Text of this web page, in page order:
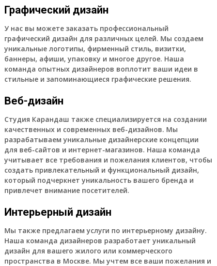
Графический дизайн
У нас вы можете заказать профессиональный
графический дизайн для различных целей. Мы создаем
уникальные логотипы, фирменный стиль, визитки,
баннеры, афиши, упаковку и многое другое. Наша
команда опытных дизайнеров воплотит ваши идеи в
стильные и запоминающиеся графические решения.
Веб-дизайн
Студия Карандаш также специализируется на создании
качественных и современных веб-дизайнов. Мы
разрабатываем уникальные дизайнерские концепции
для веб-сайтов и интернет-магазинов. Наша команда
учитывает все требования и пожелания клиентов, чтобы
создать привлекательный и функциональный дизайн,
который подчеркнет уникальность вашего бренда и
привлечет внимание посетителей.
Интерьерный дизайн
Мы также предлагаем услуги по интерьерному дизайну.
Наша команда дизайнеров разработает уникальный
дизайн для вашего жилого или коммерческого
пространства в Москве. Мы учтем все ваши пожелания и